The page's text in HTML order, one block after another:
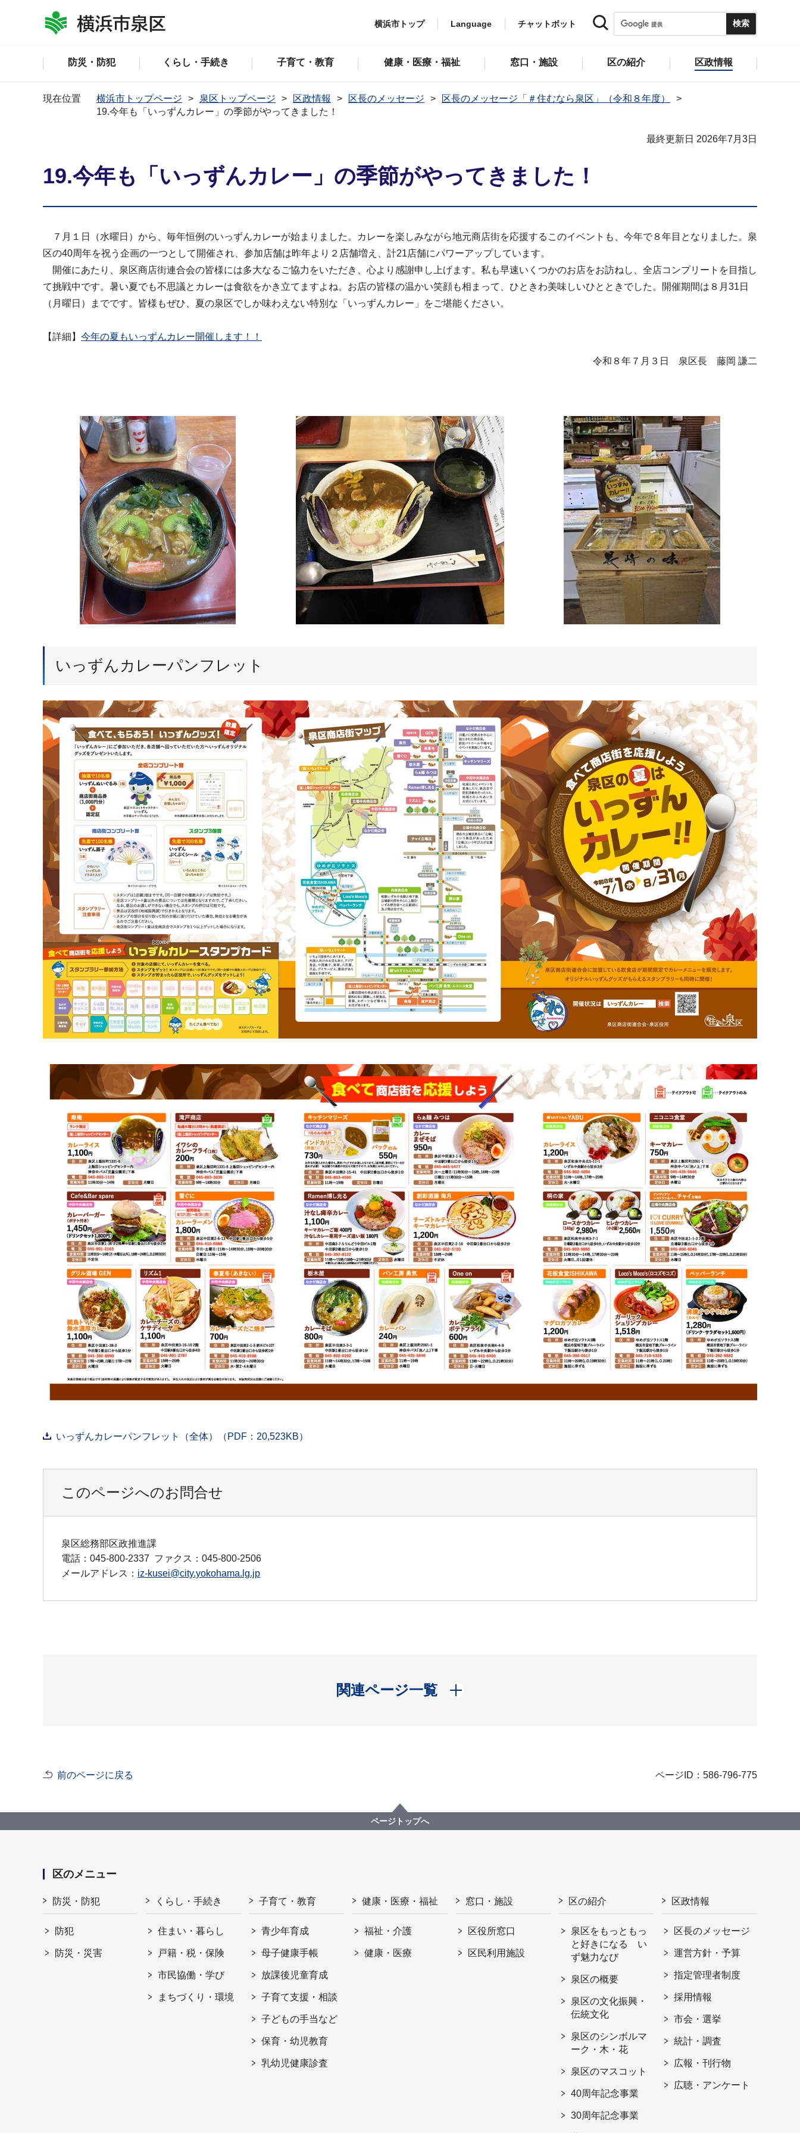
横浜市トップ Language チャットボット
防災・防犯 くらし・手続き 子育て・教育 健康・医療・福祉 窓口・施設 区の紹介 区政情報
現在位置 横浜市トップページ 泉区トップページ 区政情報 区長のメッセージ
区長のメッセージ「＃住むなら泉区」（令和８年度）
19.今年も「いっずんカレー」の季節がやってきました！
最終更新日 2026年7月3日
19.今年も「いっずんカレー」の季節がやってきました！
７月１日（水曜日）から、毎年恒例のいっずんカレーが始まりました。カレーを楽しみながら地元商店街を応援するこのイベントも、今年で８年目となりました。泉
区の40周年を祝う企画の一つとして開催され、参加店舗は昨年より２店舗増え、計21店舗にパワーアップしています。
開催にあたり、泉区商店街連合会の皆様には多大なるご協力をいただき、心より感謝申し上げます。私も早速いくつかのお店をお訪ねし、全店コンプリートを目指し
て挑戦中です。暑い夏でも不思議とカレーは食欲をかき立てますよね。お店の皆様の温かい笑顔も相まって、ひときわ美味しいひとときでした。開催期間は８月31日
（月曜日）までです。皆様もぜひ、夏の泉区でしか味わえない特別な「いっずんカレー」をご堪能ください。
【詳細】 今年の夏もいっずんカレー開催します！！
令和８年７月３日 泉区長 藤岡 謙二
いっずんカレーパンフレット
いっずんカレーパンフレット（全体）（PDF：20,523KB）
このページへのお問合せ
泉区総務部区政推進課
電話：045-800-2337 ファクス：045-800-2506
メールアドレス： iz-kusei@city.yokohama.lg.jp
関連ページ一覧
開く
前のページに戻る ページID：586-796-775
ページトップへ
区のメニュー
防災・防犯
防犯
防災・災害
くらし・手続き
住まい・暮らし
戸籍・税・保険
市民協働・学び
まちづくり・環境
子育て・教育
青少年育成
母子健康手帳
放課後児童育成
子育て支援・相談
子どもの手当など
保育・幼児教育
乳幼児健康診査
健康・医療・福祉
福祉・介護
健康・医療
窓口・施設
区役所窓口
区民利用施設
区の紹介
泉区をもっともっ
と好きになる い
ず魅力なび
泉区の概要
泉区の文化振興・
伝統文化
泉区のシンボルマ
ーク・木・花
泉区のマスコット
40周年記念事業
30周年記念事業
区政情報
区長のメッセージ
運営方針・予算
指定管理者制度
採用情報
市会・選挙
統計・調査
広報・刊行物
広聴・アンケート